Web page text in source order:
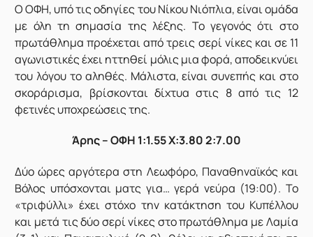
Ο ΟΦΗ, υπό τις οδηγίες του Νίκου Νιόπλια, είναι ομάδα
με όλη τη σημασία της λέξης. Το γεγονός ότι στο
πρωτάθλημα προέχεται από τρεις σερί νίκες και σε 11
αγωνιστικές έχει ηττηθεί μόλις μια φορά, αποδεικνύει
του λόγου το αληθές. Μάλιστα, είναι συνεπής και στο
σκοράρισμα, βρίσκονται δίχτυα στις 8 από τις 12
φετινές υποχρεώσεις της.
Άρης – ΟΦΗ 1:1.55 X:3.80 2:7.00
Δύο ώρες αργότερα στη Λεωφόρο, Παναθηναϊκός και
Βόλος υπόσχονται ματς για… γερά νεύρα (19:00). Το
«τριφύλλι» έχει στόχο την κατάκτηση του Κυπέλλου
και μετά τις δύο σερί νίκες στο πρωτάθλημα με Λαμία